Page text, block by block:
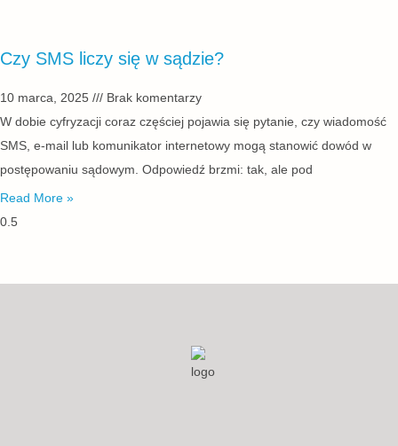
Czy SMS liczy się w sądzie?
10 marca, 2025
Brak komentarzy
W dobie cyfryzacji coraz częściej pojawia się pytanie, czy wiadomość
SMS, e-mail lub komunikator internetowy mogą stanowić dowód w
postępowaniu sądowym. Odpowiedź brzmi: tak, ale pod
Read More »